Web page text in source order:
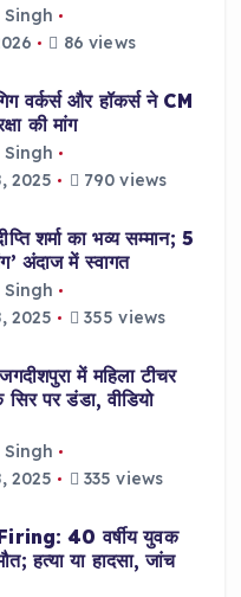
86 views
वर्कर्स और हॉकर्स ने CM
की मांग
2025
790 views
शर्मा का भव्य सम्मान; 5
अंदाज में स्वागत
2025
355 views
में महिला टीचर
पर डंडा, वीडियो
2025
335 views
40 वर्षीय युवक
हत्या या हादसा, जांच